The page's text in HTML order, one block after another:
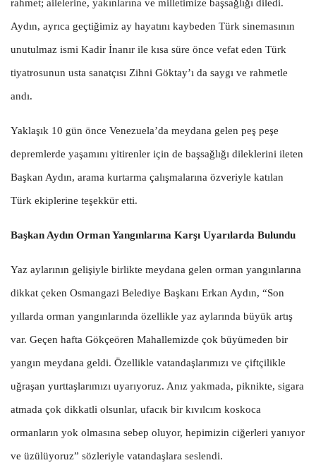
rahmet; ailelerine, yakınlarına ve milletimize başsağlığı diledi.
Aydın, ayrıca geçtiğimiz ay hayatını kaybeden Türk sinemasının
unutulmaz ismi Kadir İnanır ile kısa süre önce vefat eden Türk
tiyatrosunun usta sanatçısı Zihni Göktay’ı da saygı ve rahmetle
andı.
Yaklaşık 10 gün önce Venezuela’da meydana gelen peş peşe
depremlerde yaşamını yitirenler için de başsağlığı dileklerini ileten
Başkan Aydın, arama kurtarma çalışmalarına özveriyle katılan
Türk ekiplerine teşekkür etti.
Başkan Aydın Orman Yangınlarına Karşı Uyarılarda Bulundu
Yaz aylarının gelişiyle birlikte meydana gelen orman yangınlarına
dikkat çeken Osmangazi Belediye Başkanı Erkan Aydın, “Son
yıllarda orman yangınlarında özellikle yaz aylarında büyük artış
var. Geçen hafta Gökçeören Mahallemizde çok büyümeden bir
yangın meydana geldi. Özellikle vatandaşlarımızı ve çiftçilikle
uğraşan yurttaşlarımızı uyarıyoruz. Anız yakmada, piknikte, sigara
atmada çok dikkatli olsunlar, ufacık bir kıvılcım koskoca
ormanların yok olmasına sebep oluyor, hepimizin ciğerleri yanıyor
ve üzülüyoruz” sözleriyle vatandaşlara seslendi.